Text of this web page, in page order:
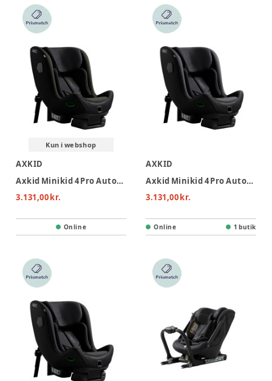
Kun i webshop
AXKID
Axkid Minikid 4 Pro Autostol - Forest Moss Green
3.131,00 kr.
Online
AXKID
Axkid Minikid 4 Pro Autostol - Arctic Mist Grey
3.131,00 kr.
Online 1 butik